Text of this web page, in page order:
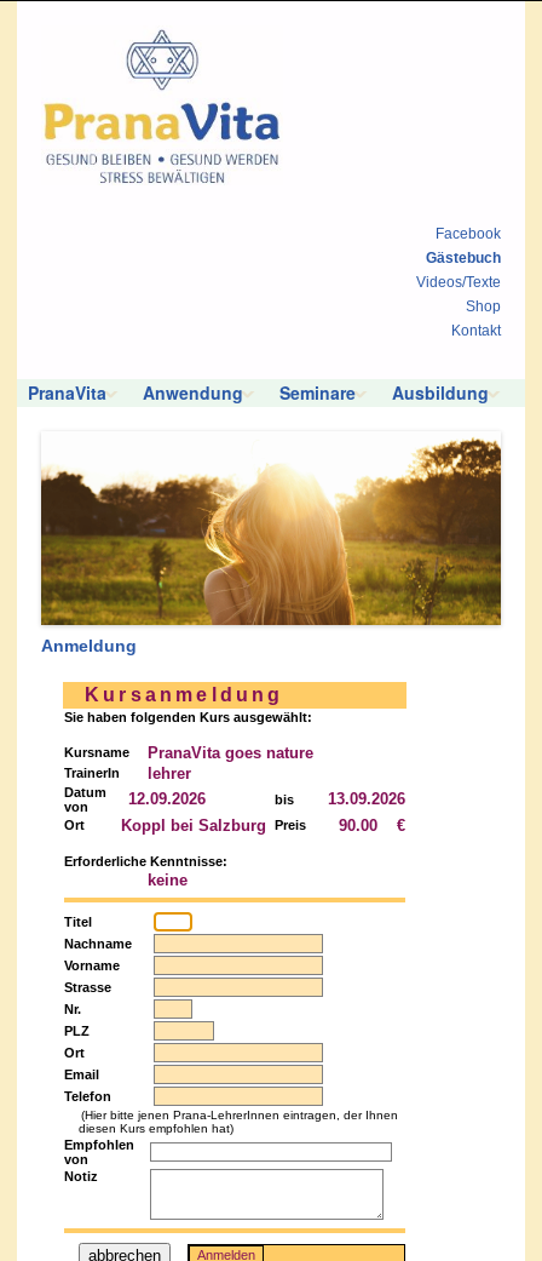
Facebook
Gästebuch
Videos/Texte
Shop
Kontakt
PranaVita Anwendung Seminare Ausbildung
Anmeldung